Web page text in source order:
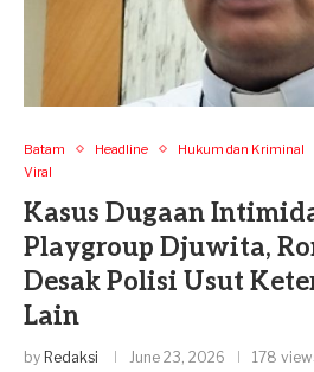
Batam Headline Hukum dan Kriminal
Viral
Kasus Dugaan
Playgroup Djuwita,
Desak Polisi Usut
Lain
by Redaksi June 23, 2026 178